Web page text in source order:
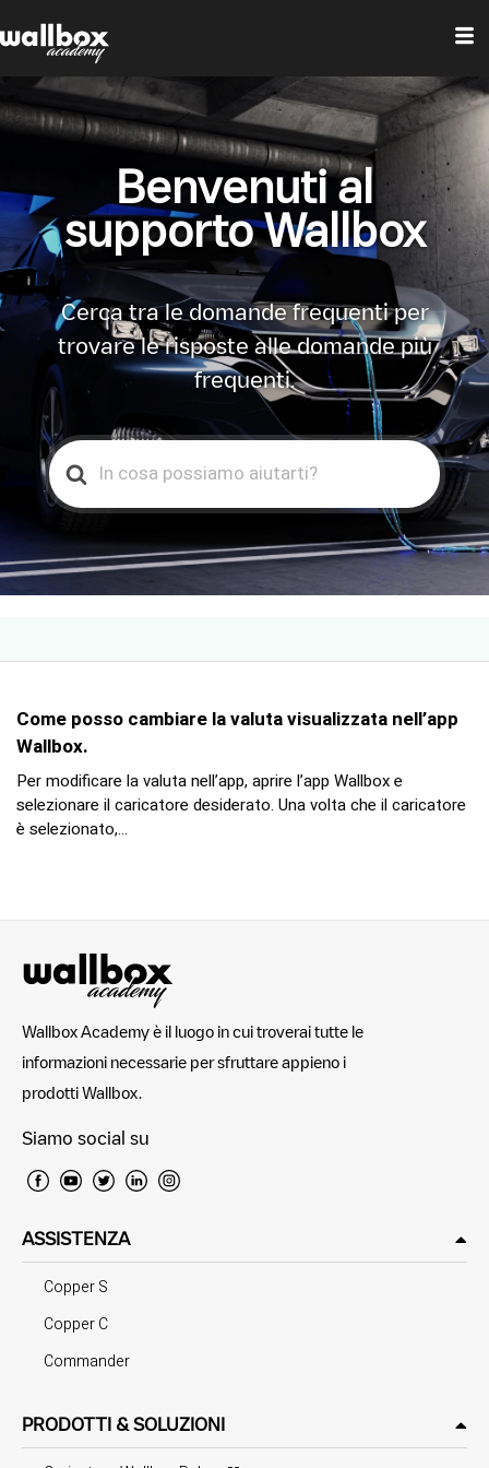
Benvenuti al
supporto Wallbox
Cerca tra le domande frequenti per
trovare le risposte alle domande più
frequenti.
Search
For
Come posso cambiare la valuta visualizzata nell’app
Wallbox.
Per modificare la valuta nell’app, aprire l’app Wallbox e
selezionare il caricatore desiderato. Una volta che il caricatore
è selezionato,...
Wallbox Academy è il luogo in cui troverai tutte le
informazioni necessarie per sfruttare appieno i
prodotti Wallbox.
Siamo social su
ASSISTENZA
Copper S
Copper C
Commander
PRODOTTI & SOLUZIONI